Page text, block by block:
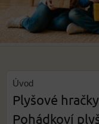
Úvod
Plyšové
Pohádkoví